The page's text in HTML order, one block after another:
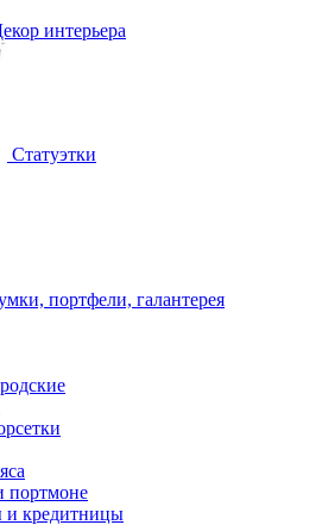
интерьера
Статуэтки
портфели, галантерея
портмоне
кредитницы